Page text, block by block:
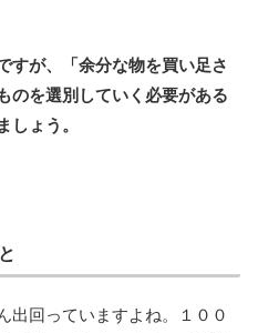
すが、「余分な物を買い足さ
のを選別していく必要がある
しょう。
出回っていますよね。１００